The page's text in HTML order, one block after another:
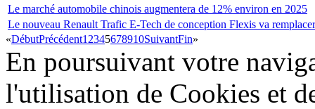
Le marché automobile chinois augmentera de 12% environ en 2025
Le nouveau Renault Trafic E-Tech de conception Flexis va
«DébutPrécédent1 2345678910SuivantFin»
En poursuivant votre
l'utilisation de Cookies et